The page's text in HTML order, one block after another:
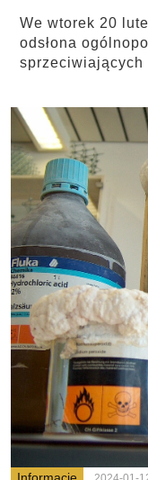
We wtorek 20
odsłona
sprzeciwiających